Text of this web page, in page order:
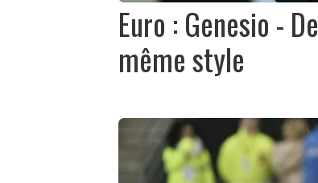
Euro : Genesio -
même style